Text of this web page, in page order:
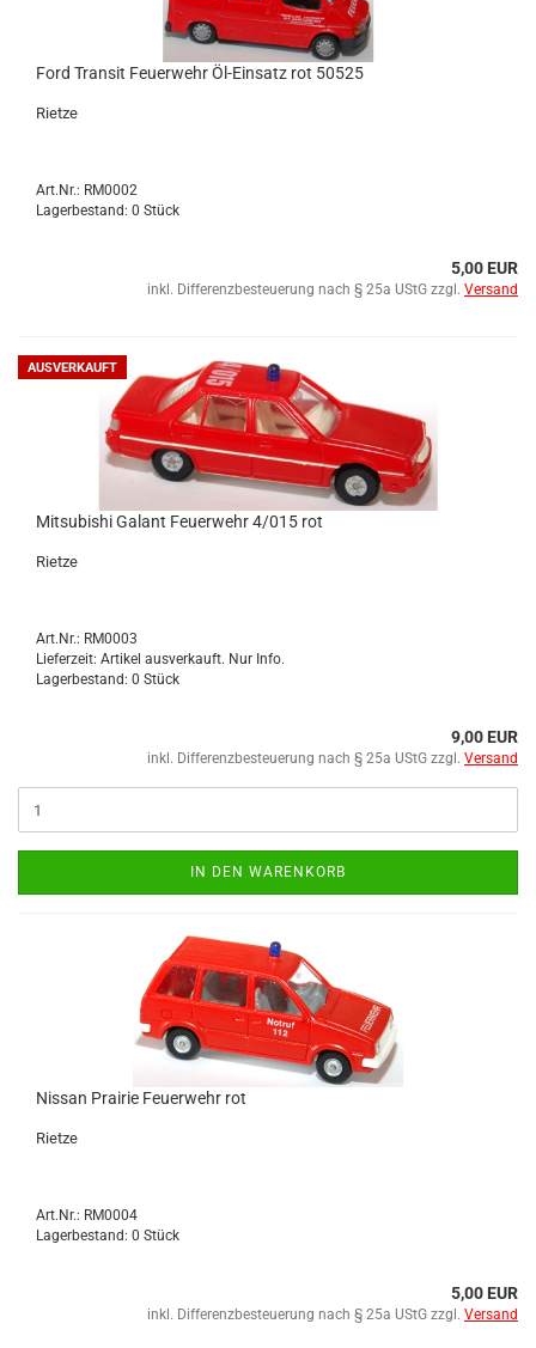
Ford Tran­sit Feu­er­wehr Öl-​Ein­satz rot 50525
Riet­ze
Art.Nr.: RM0002
Lagerbestand: 0 Stück
5,00 EUR
inkl. Differenzbesteuerung nach § 25a UStG zzgl. Versand
AUSVERKAUFT
Mi­tsu­bi­shi Ga­lant Feu­er­wehr 4/015 rot
Riet­ze
Art.Nr.: RM0003
Lieferzeit: Artikel ausverkauft. Nur Info.
Lagerbestand: 0 Stück
9,00 EUR
inkl. Differenzbesteuerung nach § 25a UStG zzgl. Versand
IN DEN WARENKORB
Nis­san Prai­rie Feu­er­wehr rot
Riet­ze
Art.Nr.: RM0004
Lagerbestand: 0 Stück
5,00 EUR
inkl. Differenzbesteuerung nach § 25a UStG zzgl. Versand